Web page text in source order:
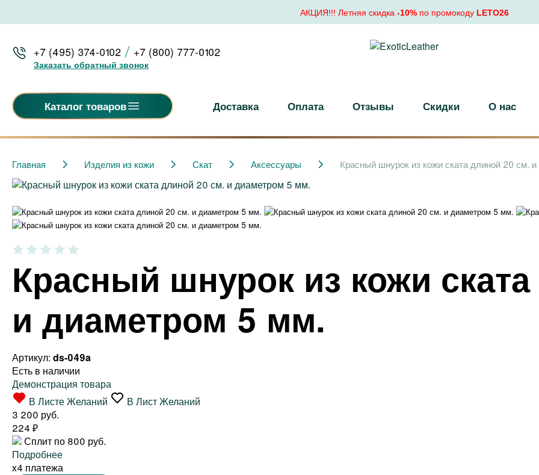
АКЦИЯ!!! Летняя скидка -10%по промокоду LETO26
+7 (495) 374-0102 +7 (800) 777-0102
Заказать обратный звонок
Каталог товаров Доставка Оплата Отзывы Скидки О нас
Главная Изделия из кожи Скат Аксессуары Красный шнурок из кожи ската длиной 20 см.
Красный шнурок из кожи
и диаметром 5 мм.
Артикул: ds-049a
Есть в наличии
Демонстрация товара
В Листе Желаний
В Лист Желаний
3 200 руб.
224 ₽
Сплит по 800 руб.
Подробнее
x4 платежа